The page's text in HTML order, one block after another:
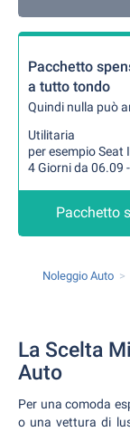
Pacchetto
a tutto tondo
Quindi nulla può
Utilitaria
per esempio Seat
4 Giorni da 06.09
Pacchetto
Noleggio Auto
La Scelta
Auto
Per una comoda
o una vettura di